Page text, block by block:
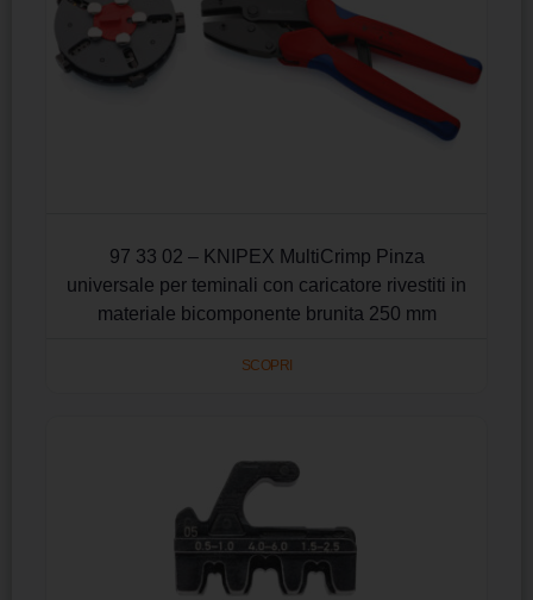
97 33 02 – KNIPEX MultiCrimp Pinza
universale per teminali con caricatore rivestiti in
materiale bicomponente brunita 250 mm
SCOPRI